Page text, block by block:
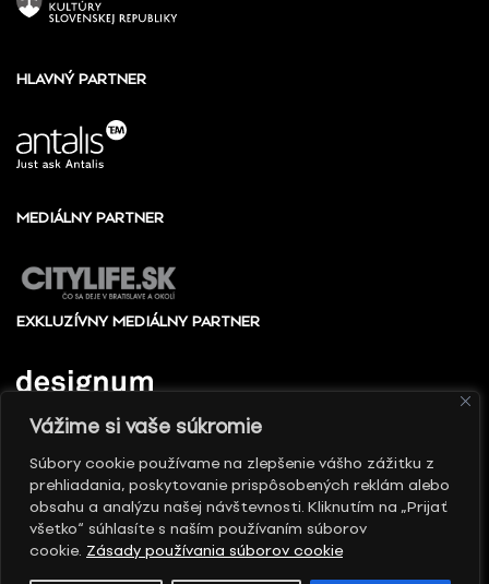
Vážime si vaše súkromie
Súbory cookie používame na zlepšenie vášho zážitku z
prehliadania, poskytovanie prispôsobených reklám alebo
obsahu a analýzu našej návštevnosti. Kliknutím na „Prijať
všetko“ súhlasíte s naším používaním súborov
cookie. Zásady používania súborov cookie
HLAVNÝ PARTNER
MEDIÁLNY PARTNER
EXKLUZÍVNY MEDIÁLNY PARTNER
© 2010 - 2026 Slovenské centrum dizajnu, Všetky
práva vyhradené